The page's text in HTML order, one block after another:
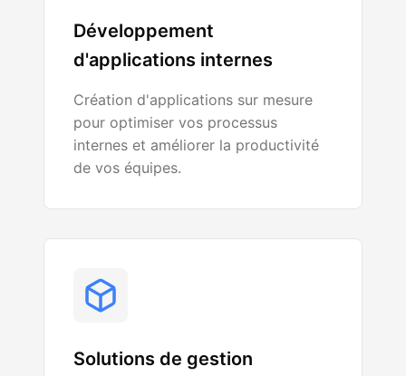
Développement
d'applications internes
Création d'applications sur mesure
pour optimiser vos processus
internes et améliorer la productivité
de vos équipes.
Solutions de gestion